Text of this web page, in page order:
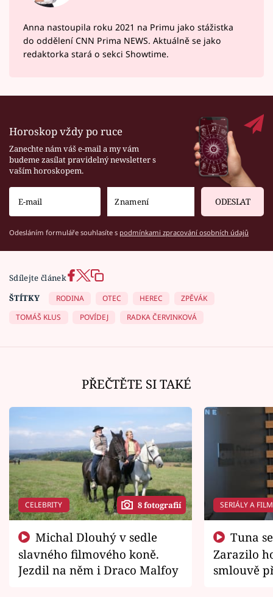
Anna nastoupila roku 2021 na Primu jako stážistka
do oddělení CNN Prima NEWS. Aktuálně se jako
redaktorka stará o sekci Showtime.
Horoskop vždy po ruce
Zanechte nám váš e-mail a my vám
budeme zasílat pravidelný newsletter s
vaším horoskopem.
ODESLAT
Odesláním formuláře souhlasíte s podmínkami zpracování osobních údajů
Sdílejte článek
ŠTÍTKY
RODINA OTEC HEREC
ZPĚVÁK
TOMÁŠ KLUS
POVÍDEJ RADKA ČERVINKOVÁ
PŘEČTĚTE SI TAKÉ
CELEBRITY 8 fotografií
slavného filmového koně.
Jezdil na něm i Draco Malfoy
SERIÁLY A
Zarazilo
smlouvě